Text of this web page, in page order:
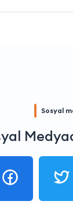
Sosyal